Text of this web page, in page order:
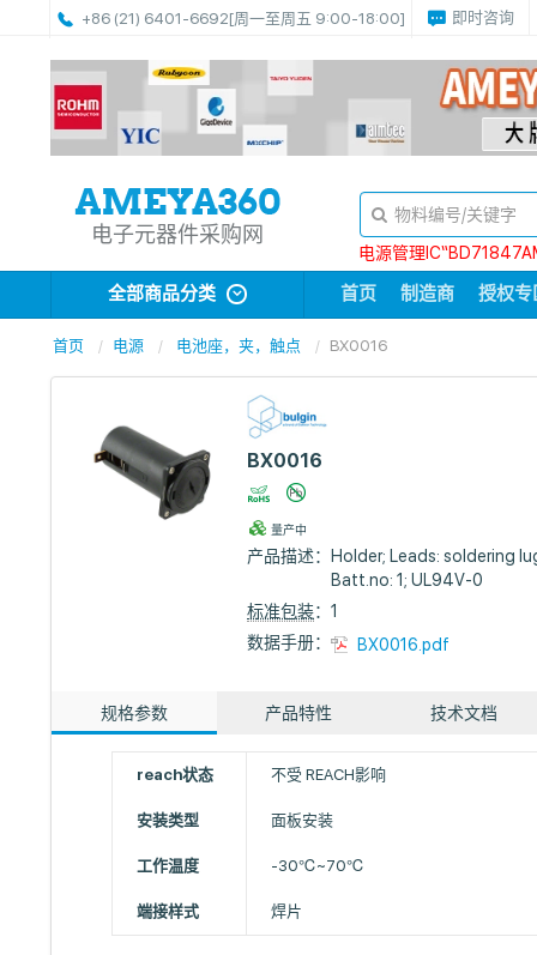
+86 (21) 6401-6692[周一至周五 9:00-18:00] 即时咨询
电子元器件采购网
电源管理
全部商品分类 首页 制造商 授权专
首页 电源 电池座，夹，触点 BX0016
BX0016
量产中
产品描述：
Holder; Leads: soldering
Batt.no: 1; UL94V-0
标准包装：1
数据手册：
BX0016.pdf
规格参数 产品特性 技术文档
reach状态 不受 REACH影响
安装类型 面板安装
工作温度 -30℃~70℃
端接样式 焊片